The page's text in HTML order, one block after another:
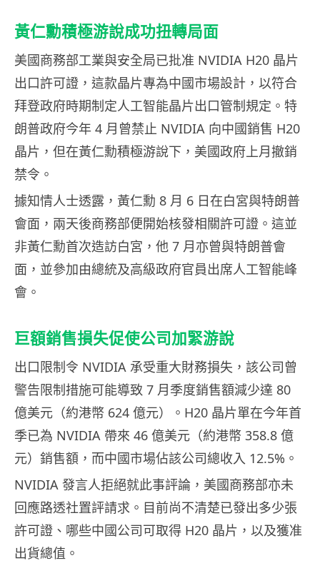
黃仁勳積極游說成功扭轉局面
美國商務部工業與安全局已批准 NVIDIA H20 晶片
出口許可證，這款晶片專為中國市場設計，以符合
拜登政府時期制定人工智能晶片出口管制規定。特
朗普政府今年 4 月曾禁止 NVIDIA 向中國銷售 H20
晶片，但在黃仁勳積極游說下，美國政府上月撤銷
禁令。
據知情人士透露，黃仁勳 8 月 6 日在白宮與特朗普
會面，兩天後商務部便開始核發相關許可證。這並
非黃仁勳首次造訪白宮，他 7 月亦曾與特朗普會
面，並參加由總統及高級政府官員出席人工智能峰
會。
巨額銷售損失促使公司加緊游說
出口限制令 NVIDIA 承受重大財務損失，該公司曾
警告限制措施可能導致 7 月季度銷售額減少達 80
億美元（約港幣 624 億元）。H20 晶片單在今年首
季已為 NVIDIA 帶來 46 億美元（約港幣 358.8 億
元）銷售額，而中國市場佔該公司總收入 12.5%。
NVIDIA 發言人拒絕就此事評論，美國商務部亦未
回應路透社置評請求。目前尚不清楚已發出多少張
許可證、哪些中國公司可取得 H20 晶片，以及獲准
出貨總值。